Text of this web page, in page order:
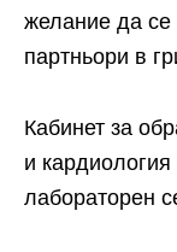
желание да
партньори в
Кабинет за
и
лабораторен